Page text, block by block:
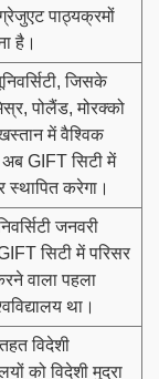
पाठ्यक्रमों
है।
जिसके
पोलैंड, मोरक्को
में वैश्विक
अब GIFT सिटी में
स्थापित करेगा।
जनवरी
सिटी में परिसर
वाला पहला
था।
विदेशी
को विदेशी मुद्रा